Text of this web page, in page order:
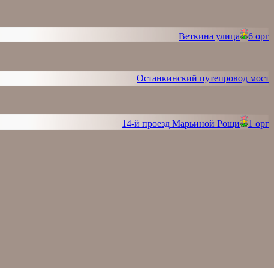
Веткина улица 6 орг
Останкинский путепровод мост
14-й проезд Марьиной Рощи 1 орг